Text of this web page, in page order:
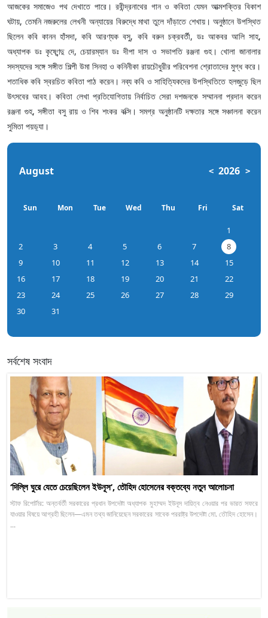
আজকের সমাজেও পথ দেখাতে পারে। রবীন্দ্রনাথের গান ও কবিতা যেমন আত্মশক্তির বিকাশ
ঘটায়, তেমনি নজরুলের লেখনী অন্যায়ের বিরুদ্ধে মাথা তুলে দাঁড়াতে শেখায়। অনুষ্ঠানে উপস্থিত
ছিলেন কবি কানন হাঁসদা, কবি আরণ্যক বসু, কবি বরুন চক্রবর্তী, ডঃ আকবর আলি সাহ,
অধ্যাপক ডঃ কৃষ্ণেন্দু দে, চেয়ারম্যান ডঃ দীপা দাস ও সভাপতি রঞ্জনা গুহ। খোলা জানালার
সদস্যদের সঙ্গে সঙ্গীত শিল্পী উমা সিনহা ও কনিনীকা রায়চৌধুরীর পরিবেশনা শ্রোতাদের মুগ্ধ করে।
শতাধিক কবি স্বরচিত কবিতা পাঠ করেন। নব্য কবি ও সাহিত্যিকদের উপস্থিতিতে হলজুড়ে ছিল
উৎসবের আবহ। কবিতা লেখা প্রতিযোগিতায় নির্বাচিত সেরা দশজনকে সম্মাননা প্রদান করেন
রঞ্জনা গুহ, সঙ্গীতা বসু রায় ও শিব শংকর বক্সি। সমগ্র অনুষ্ঠানটি দক্ষতার সঙ্গে সঞ্চালনা করেন
সুমিতা পয়ড়্যা।
August < 2026 >
Sun Mon Tue Wed Thu Fri Sat
1
2
3 4 5 6 7
8
9
10 11 12 13 14
15
16
17 18 19 20 21
22
23
24 25 26 27 28
29
30
31
সর্বশেষ সংবাদ
‘দিল্লি ঘুরে যেতে চেয়েছিলেন ইউনূস’, তৌহিদ হোসেনের বক্তব্যে নতুন আলোচনা
স্টাফ রিপোর্টার: অন্তর্বর্তী সরকারের প্রধান উপদেষ্টা অধ্যাপক মুহাম্মদ ইউনূস দায়িত্ব নেওয়ার পর ভারত সফরে
যাওয়ার বিষয়ে আগ্রহী ছিলেন—এমন তথ্য জানিয়েছেন সরকারের সাবেক পররাষ্ট্র উপদেষ্টা মো. তৌহিদ হোসেন।
...